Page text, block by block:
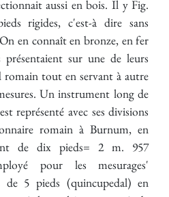
aussi en bois. Il y Fig.
rigides, c'est-à dire sans
en connaît en bronze, en fer
sur une de leurs
romain tout en servant à autre
Un instrument long de
représenté avec ses divisions
romain à Burnum, en
de dix pieds= 2 m. 957
pour les mesurages'
5 pieds (quincupedal) en